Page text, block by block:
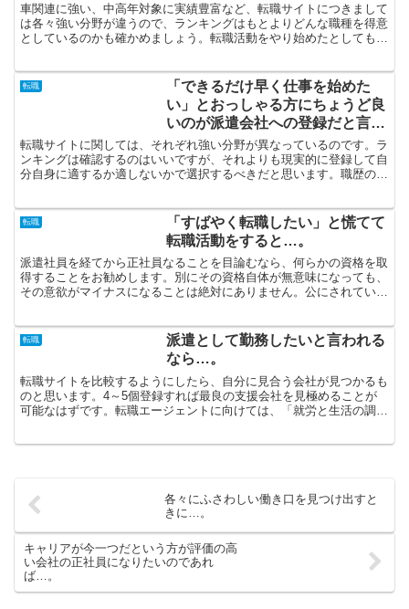
車関連に強い、中高年対象に実績豊富など、転職サイトにつきまして
は各々強い分野が違うので、ランキングはもとよりどんな職種を得意
としているのかも確かめましょう。転職活動をやり始めたとしても、
転職
「できるだけ早く仕事を始めた
い」とおっしゃる方にちょうど良
いのが派遣会社への登録だと言っ
ていいでしょう…。
転職サイトに関しては、それぞれ強い分野が異なっているのです。ラ
ンキングは確認するのはいいですが、それよりも現実的に登録して自
分自身に適するか適しないかで選択するべきだと思います。職歴の書
転職
「すばやく転職したい」と慌てて
転職活動をすると…。
派遣社員を経てから正社員なることを目論むなら、何らかの資格を取
得することをお勧めします。別にその資格自体が無意味になっても、
その意欲がマイナスになることは絶対にありません。公にされている
転職
派遣として勤務したいと言われる
なら…。
転職サイトを比較するようにしたら、自分に見合う会社が見つかるも
のと思います。4～5個登録すれば最良の支援会社を見極めることが
可能なはずです。転職エージェントに向けては、「就労と生活の調和
各々にふさわしい働き口を見つけ出すと
きに…。
キャリアが今一つだという方が評価の高
い会社の正社員になりたいのであれ
ば…。